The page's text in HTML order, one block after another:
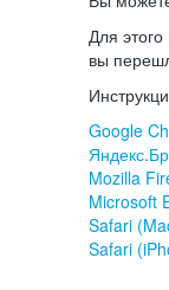
Для
вы
Google
Mozilla
Microsoft
Safari
Safari